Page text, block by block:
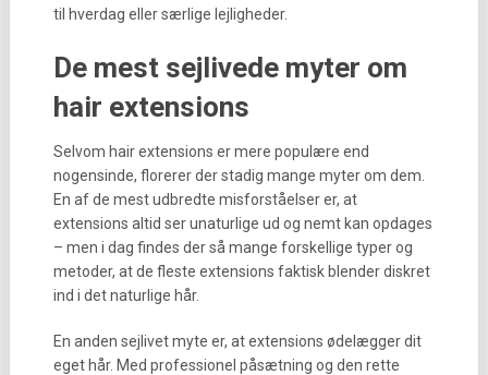
til hverdag eller særlige lejligheder.
De mest sejlivede myter om
hair extensions
Selvom hair extensions er mere populære end
nogensinde, florerer der stadig mange myter om dem.
En af de mest udbredte misforståelser er, at
extensions altid ser unaturlige ud og nemt kan opdages
– men i dag findes der så mange forskellige typer og
metoder, at de fleste extensions faktisk blender diskret
ind i det naturlige hår.
En anden sejlivet myte er, at extensions ødelægger dit
eget hår. Med professionel påsætning og den rette